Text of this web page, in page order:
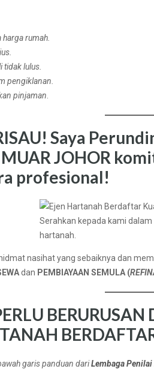
rumah.
tidak lulus.
pengiklanan.
pinjaman
Saya
JOHOR
profesional!
Serahkan kepada kami dalam
hartanah.
nasihat yang sebaiknya dan
dan PEMBIAYAAN SEMULA (
garis panduan dariLembaga